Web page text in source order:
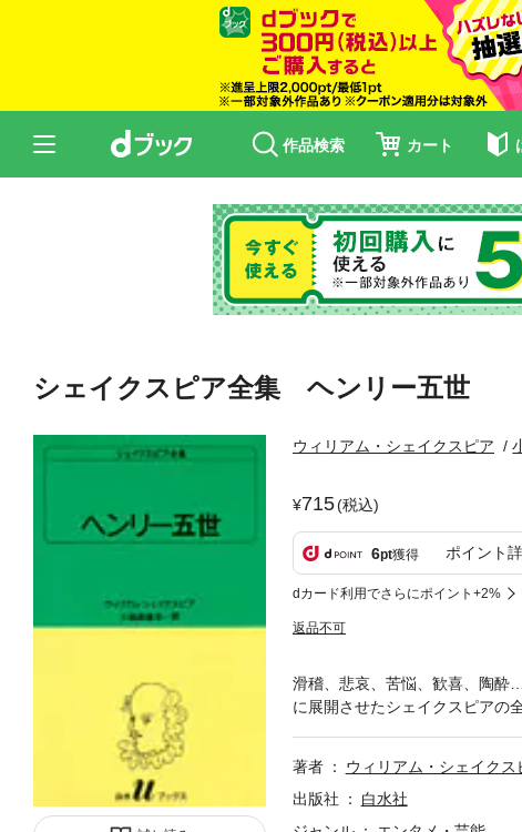
作品検索 カート
シェイクスピア全集 ヘンリー五世
ウィリアム・シェイクスピア
715(税込)
6pt獲得 ポイント
dカード利用でさらにポイント+2%
返品不可
滑稽、悲哀、苦悩、歓喜、陶酔
に展開させたシェイクスピアの
著者 ウィリアム・シェイクス
出版社
白水社